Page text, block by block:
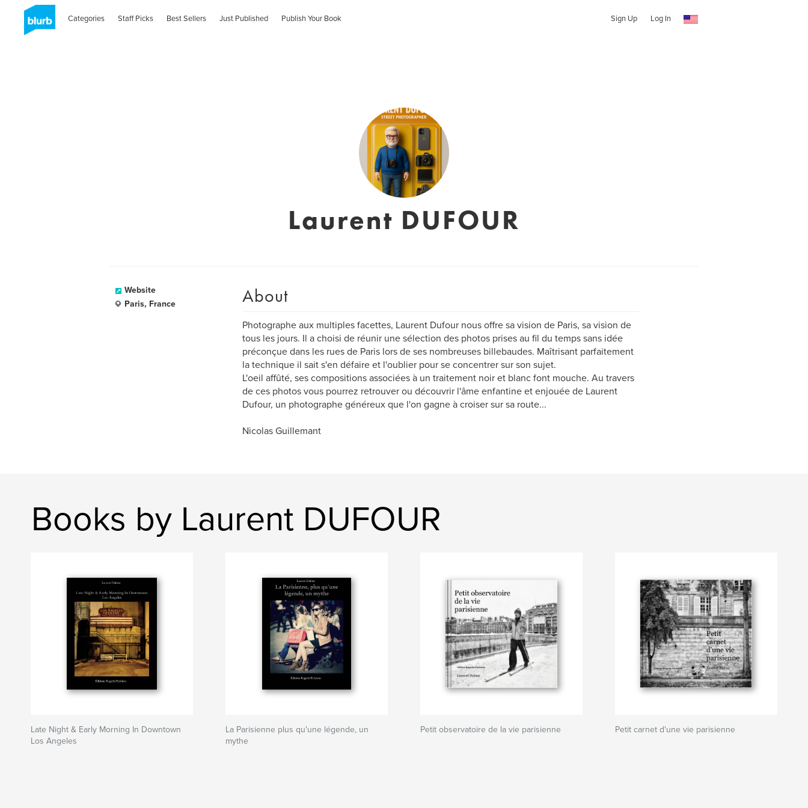
Categories Staff Picks Best Sellers Just Published Publish Your Book Sign Up Log In
Laurent DUFOUR
Website
Paris, France
About
Photographe aux multiples facettes, Laurent Dufour nous offre sa vision de Paris, sa vision de
tous les jours. Il a choisi de réunir une sélection des photos prises au fil du temps sans idée
préconçue dans les rues de Paris lors de ses nombreuses billebaudes. Maîtrisant parfaitement
la technique il sait s'en défaire et l'oublier pour se concentrer sur son sujet.
L'oeil affûté, ses compositions associées à un traitement noir et blanc font mouche. Au travers
de ces photos vous pourrez retrouver ou découvrir l'âme enfantine et enjouée de Laurent
Dufour, un photographe généreux que l'on gagne à croiser sur sa route...
Nicolas Guillemant
Books by Laurent DUFOUR
Late Night & Early Morning In Downtown
Los Angeles
La Parisienne plus qu'une légende, un
mythe
Petit observatoire de la vie parisienne Petit carnet d'une vie parisienne